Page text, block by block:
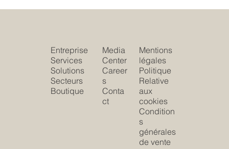
Entreprise
Services
Solutions
Secteurs
Boutique
Media
Center
Career
s
Conta
ct
Mentions
légales
Politique
Relative
aux
cookies
Condition
s
générales
de vente